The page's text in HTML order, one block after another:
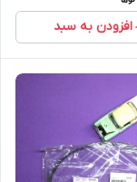
افزودن به سبد